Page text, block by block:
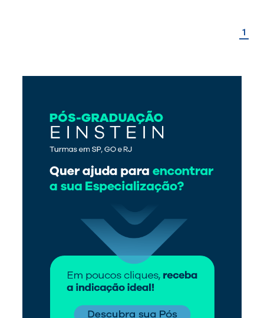
1